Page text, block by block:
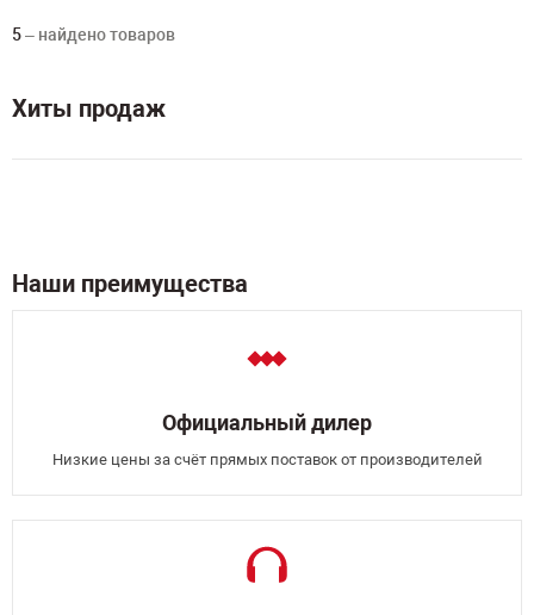
5– найдено товаров
Хиты продаж
Наши преимущества
Официальный дилер
Низкие цены за счёт прямых поставок от производителей